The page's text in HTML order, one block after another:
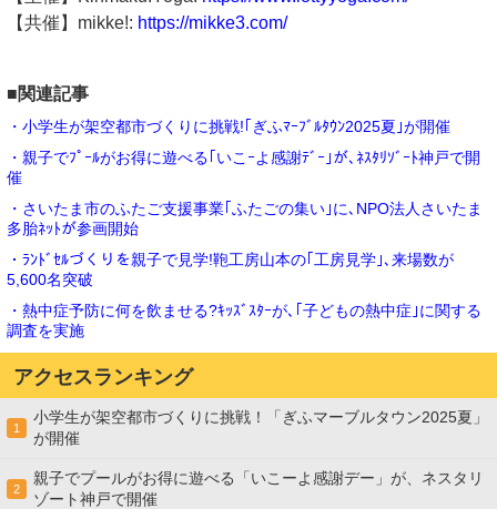
【共催】mikke!: https://mikke3.com/
■関連記事
・小学生が架空都市づくりに挑戦!｢ぎふﾏｰﾌﾞﾙﾀｳﾝ2025夏｣が開催
・親子でﾌﾟｰﾙがお得に遊べる｢いこｰよ感謝ﾃﾞｰ｣が､ﾈｽﾀﾘｿﾞｰﾄ神戸で開
催
・さいたま市のふたご支援事業｢ふたごの集い｣に､NPO法人さいたま
多胎ﾈｯﾄが参画開始
・ﾗﾝﾄﾞｾﾙづくりを親子で見学!鞄工房山本の｢工房見学｣､来場数が
5,600名突破
・熱中症予防に何を飲ませる?ｷｯｽﾞｽﾀｰが､｢子どもの熱中症｣に関する
調査を実施
アクセスランキング
1
小学生が架空都市づくりに挑戦！「ぎふマーブルタウン2025夏」
が開催
2
親子でプールがお得に遊べる「いこーよ感謝デー」が、ネスタリ
ゾート神戸で開催